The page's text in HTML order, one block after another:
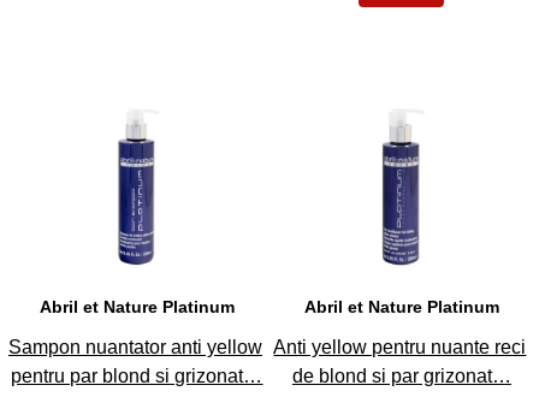
3
Abril et Nature Platinum
Sampon nuantator anti yellow
pentru par blond si grizonat…
4
Abril et Nature Platinum
Anti yellow pentru nuante reci
de blond si par grizonat…